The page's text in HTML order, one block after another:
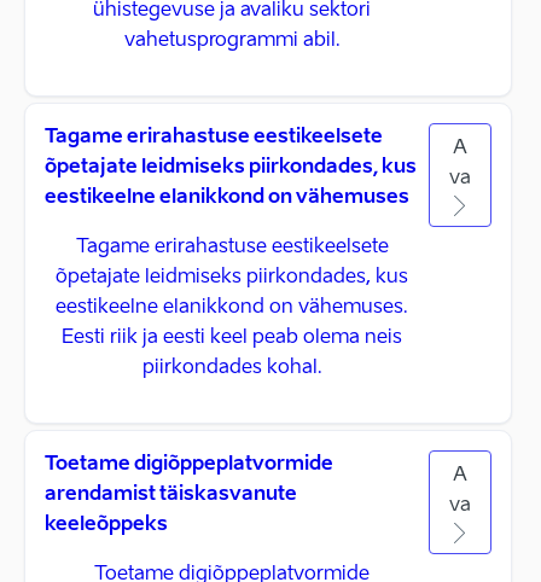
ühistegevuse ja avaliku sektori
vahetusprogrammi abil.
Tagame erirahastuse eestikeelsete
õpetajate leidmiseks piirkondades, kus
eestikeelne elanikkond on vähemuses
Tagame erirahastuse eestikeelsete
õpetajate leidmiseks piirkondades, kus
eestikeelne elanikkond on vähemuses.
Eesti riik ja eesti keel peab olema neis
piirkondades kohal.
A
va
Toetame digiõppeplatvormide
arendamist täiskasvanute
keeleõppeks
Toetame digiõppeplatvormide
A
va